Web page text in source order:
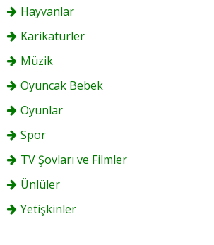
Hayvanlar
Karikatürler
Müzik
Oyuncak Bebek
Oyunlar
Spor
TV Şovları ve Filmler
Ünlüler
Yetişkinler